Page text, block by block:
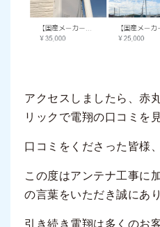
アクセスしましたら、赤
リックで電翔の口コミを
口コミをくださった皆様、
この度はアンテナ工事に
の言葉をいただき誠にあ
引き続き電翔は多くのお